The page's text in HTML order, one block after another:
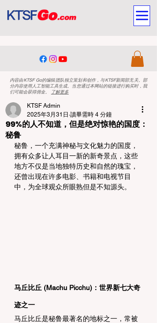
内容由KTSF Go的编辑团队独立策划和创作，与KTSF新闻部无关。部
分内容使用人工智能工具生成。当您通过本网站的链接进行购买时，我
们可能会获得佣金。
了解更多
99%的人不知道，但是绝对惊艳的国度：
秘鲁
KTSF Admin
2025年3月31日 讀畢需時 4 分鐘
秘鲁，一个充满神秘与文化魅力的国度，
拥有众多让人耳目一新的新奇景点，这些
地方不仅是当地独特历史和自然的瑰宝，
还曾出现在许多电影、书籍和电视节目
中，为全球观众所眼熟但是不知源头。
马丘比丘 (Machu Picchu)： 世界新七大奇
迹之一
马丘比丘是秘鲁最著名的地标之一，常被